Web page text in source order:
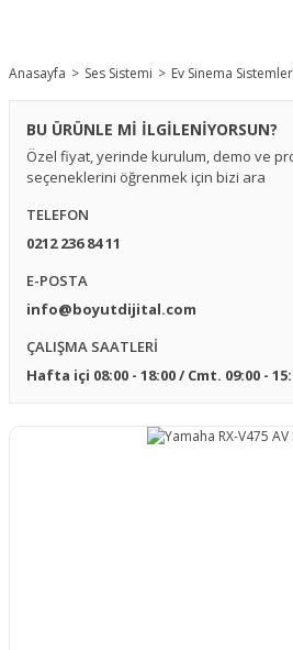
Anasayfa Ses Sistemi Ev Sinema
BU ÜRÜNLE Mİ İLGİLENİYORSUN?
Özel fiyat, yerinde kurulum, demo ve
seçeneklerini öğrenmek için bizi ara
TELEFON
0212 236 84 11
E-POSTA
info@boyutdijital.com
ÇALIŞMA SAATLERİ
Hafta içi 08:00 - 18:00 / Cmt. 09:00 -